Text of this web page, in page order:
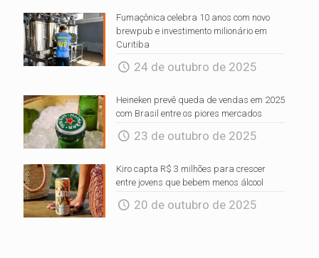
Fumaçônica celebra 10 anos com novo
brewpub e investimento milionário em
Curitiba
24 de outubro de 2025
Heineken prevê queda de vendas em 2025
com Brasil entre os piores mercados
23 de outubro de 2025
Kiro capta R$ 3 milhões para crescer
entre jovens que bebem menos álcool
20 de outubro de 2025